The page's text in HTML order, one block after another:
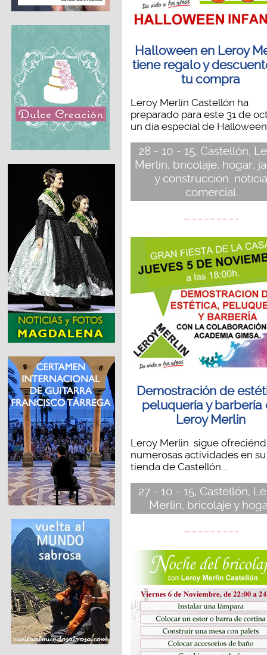
Halloween en Leroy
tiene regalo y
tu compra
Leroy Merlin Castellón ha
preparado para este 31 de
un día especial de
28 - 10 - 15, Castellón,
Merlin, bricolaje, hogar,
y construcción. noticia
comercial
Demostración de
peluquería y barbería
Leroy Merlin
Leroy Merlin sigue
numerosas actividades en su
tienda de Castellón....
27 - 10 - 15, Castellón,
Merlin, bricolaje y